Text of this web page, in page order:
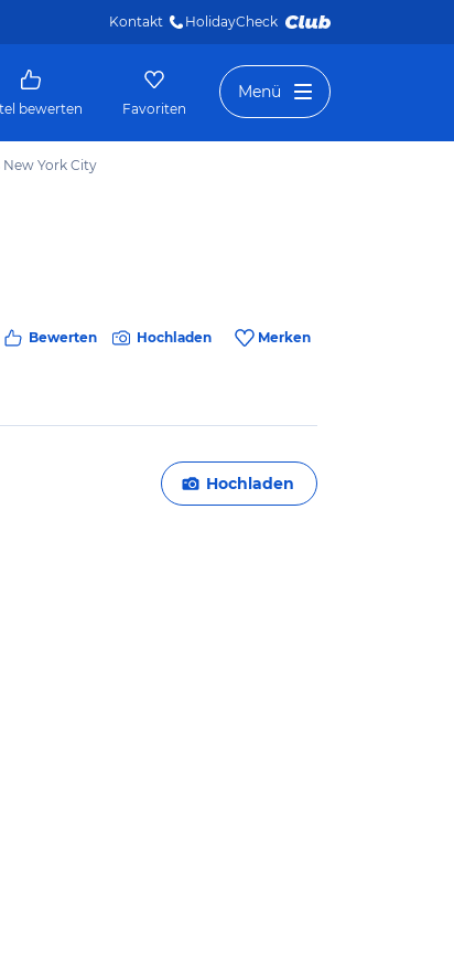
Kontakt HolidayCheck
bewerten Favoriten
Menü
York City
Bewerten Hochladen Merken
Hochladen